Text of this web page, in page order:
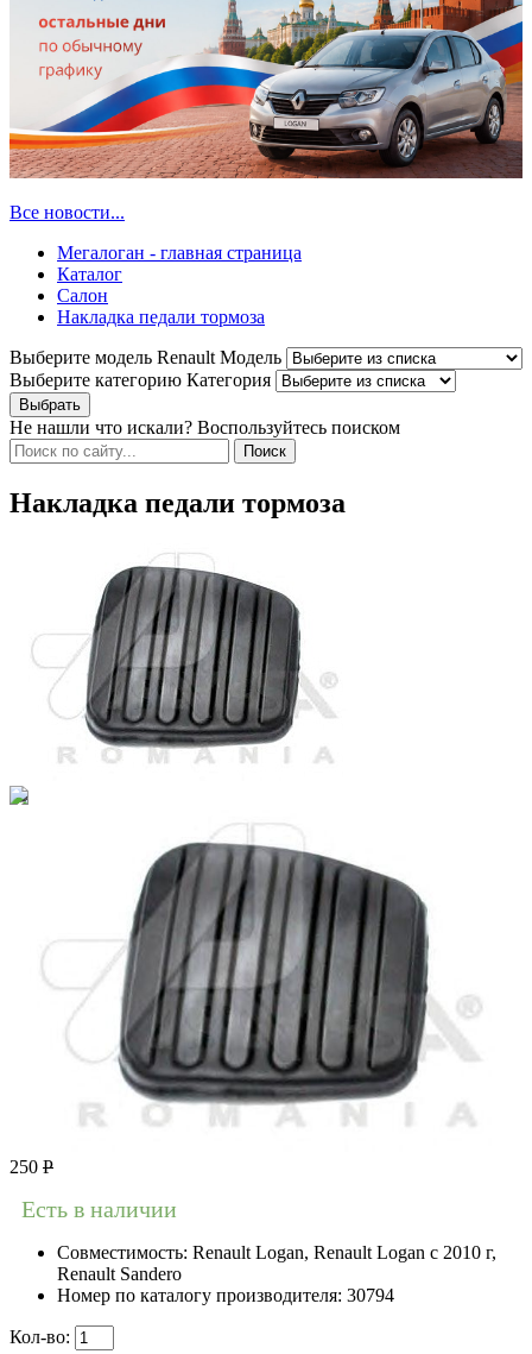
Все новости...
Мегалоган - главная страница
Каталог
Салон
Накладка педали тормоза
Выберите модель Renault Модель
Выберите категорию Категория
Не нашли что искали? Воспользуйтесь поиском
Накладка педали тормоза
250 Р
Есть в наличии
Совместимость: Renault Logan, Renault Logan c 2010 г,
Renault Sandero
Номер по каталогу производителя: 30794
Кол-во: